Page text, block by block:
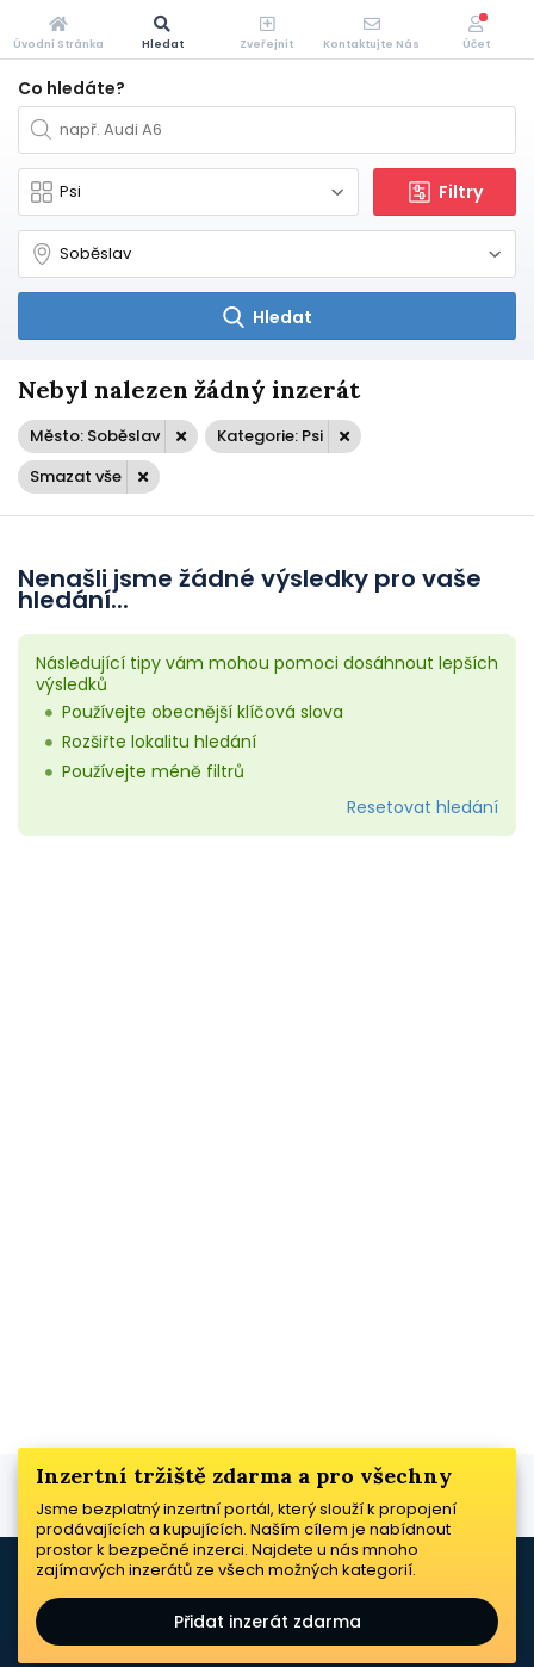
Co hledáte?
Filtry
Hledat
Nebyl nalezen žádný inzerát
Město: Soběslav
Kategorie: Psi
Smazat vše
Nenašli jsme žádné výsledky pro vaše
hledání...
Následující tipy vám mohou pomoci dosáhnout lepších
výsledků
Používejte obecnější klíčová slova
Rozšiřte lokalitu hledání
Používejte méně filtrů
Resetovat hledání
Inzertní tržiště zdarma a pro všechny
Jsme bezplatný inzertní portál, který slouží k propojení
prodávajících a kupujících. Naším cílem je nabídnout
prostor k bezpečné inzerci. Najdete u nás mnoho
zajímavých inzerátů ze všech možných kategorií.
Přidat inzerát zdarma
Úvodní Stránka Hledat Zveřejnit Kontaktujte Nás Účet